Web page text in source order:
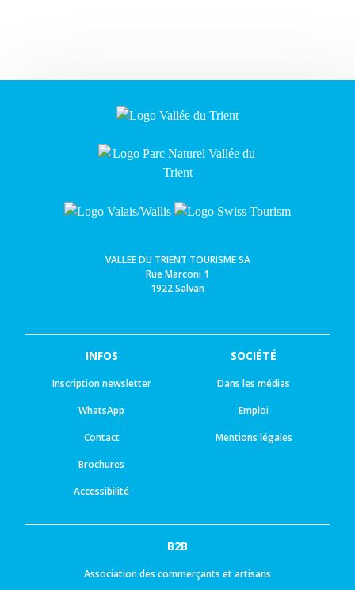
VALLEE DU TRIENT TOURISME SA
Rue Marconi 1
1922 Salvan
INFOS
Inscription newsletter
WhatsApp
Contact
Brochures
Accessibilité
SOCIÉTÉ
Dans les médias
Emploi
Mentions légales
B2B
Association des commerçants et artisans